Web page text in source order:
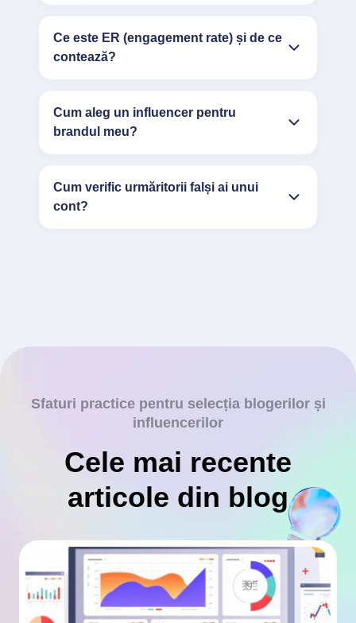
Ce este ER (engagement rate) și de ce
contează?
Cum aleg un influencer pentru
brandul meu?
Cum verific urmăritorii falși ai unui
cont?
Sfaturi practice pentru selecția blogerilor și
influencerilor
Cele mai recente
articole din blog